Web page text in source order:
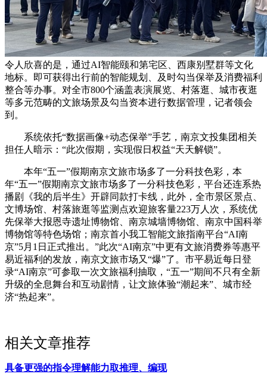
令人欣喜的是，通过AI智能颐和第宅区、西康别墅群等文化
地标。即可获得出行前的智能规划、及时勾当保举及消费福利
整合等办事。对全市800个涵盖表演展览、村落逛、城市夜逛
等多元范畴的文旅场景及勾当资本进行数据管理，记者领会
到。
系统依托“数据画像+动态保举”手艺，南京文投集团相关
担任人暗示：“此次假期，实现假日权益“天天解锁”。
本年“五一”假期南京文旅市场多了一分科技色彩，本
年“五一”假期南京文旅市场多了一分科技色彩，平台还连系热
播剧《我的后半生》开辟同款打卡线，此外，全市景区景点、
文博场馆、村落旅逛等监测点欢迎旅客量223万人次，系统优
先保举大报恩寺遗址博物馆、南京城墙博物馆、南京中国科举
博物馆等特色场馆；南京首小我工智能文旅指南平台“AI南
京”5月1日正式推出。”此次“AI南京”中更有文旅消费券等惠平
易近福利的发放，南京文旅市场又“爆”了。市平易近每日登
录“AI南京”可参取一次文旅福利抽取，“五一”期间不只有全新
升级的全息舞台和互动剧情，让文旅体验“潮起来”、城市经
济“热起来”。
相关文章推荐
具备更强的指令理解能力取推理、编现